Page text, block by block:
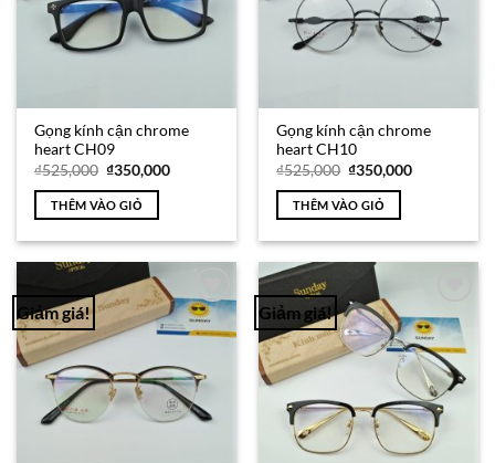
Gọng kính cận chrome
heart CH09
₫525,000 Giá
là:
₫525,000.
₫350,000Giá
THÊM VÀO GIỎ
Gọng kính cận chrome
heart CH10
₫525,000 Giá
là:
₫525,000.
₫350,000Giá
THÊM VÀO GIỎ
Giảm giá!
Add to
Wishlist
Giảm giá!
Add to
Wishlist